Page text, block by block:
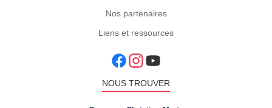
Nos partenaires
Liens et ressources
NOUS TROUVER